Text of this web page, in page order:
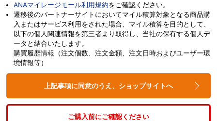
ANAマイレージモール利用規約をご確認ください。
遷移後のパートナーサイトにおいてマイル積算対象となる商品購
入またはサービス利用をされた場合、マイル積算を目的として、
以下の個人関連情報を第三者より取得し、当社の保有する個人デ
ータと結合いたします。
購買履歴情報（注文個数、注文金額、注文日時およびユーザー環
境情報等）
上記事項に同意のうえ、ショップサイトへ
ご購入前にご確認ください